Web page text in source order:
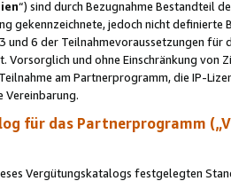
“) sind durch Bezugnahme Bestandteil
gekennzeichnete, jedoch nicht definierte
und 6 der Teilnahmevoraussetzungen
und ohne Einschränkung von
am Partnerprogramm, die IP-
Vereinbarung.
für das Partnerprogramm
Vergütungskatalogs festgelegten